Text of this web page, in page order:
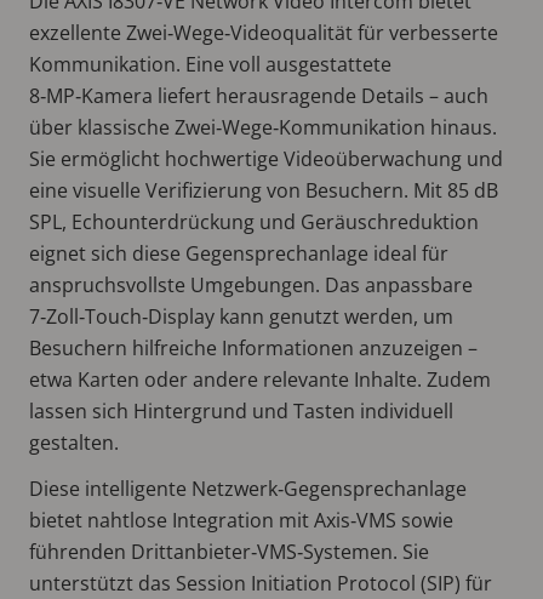
exzellente Zwei‑Wege‑Videoqualität für verbesserte
Kommunikation. Eine voll ausgestattete
8‑MP‑Kamera liefert herausragende Details – auch
über klassische Zwei‑Wege‑Kommunikation hinaus.
Sie ermöglicht hochwertige Videoüberwachung und
eine visuelle Verifizierung von Besuchern. Mit 85 dB
SPL, Echounterdrückung und Geräuschreduktion
eignet sich diese Gegensprechanlage ideal für
anspruchsvollste Umgebungen. Das anpassbare
7‑Zoll‑Touch‑Display kann genutzt werden, um
Besuchern hilfreiche Informationen anzuzeigen –
etwa Karten oder andere relevante Inhalte. Zudem
lassen sich Hintergrund und Tasten individuell
gestalten.
Diese intelligente Netzwerk‑Gegensprechanlage
bietet nahtlose Integration mit Axis‑VMS sowie
führenden Drittanbieter‑VMS‑Systemen. Sie
unterstützt das Session Initiation Protocol (SIP) für